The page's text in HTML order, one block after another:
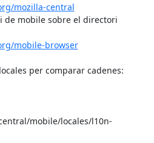
mozilla-central
de mobile sobre el directori
mobile-browser
per comparar cadenes:
mobile/locales/l10n-